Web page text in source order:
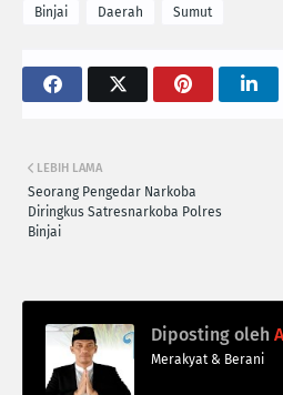
Binjai Daerah Sumut
LEBIH LAMA
Seorang Pengedar Narkoba
Diringkus Satresnarkoba Polres
Binjai
Diposting oleh
Merakyat & Berani